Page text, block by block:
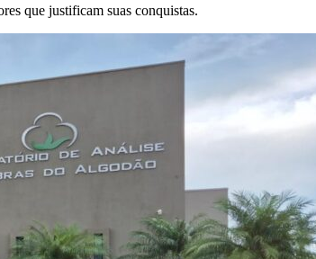
que justificam suas conquistas.